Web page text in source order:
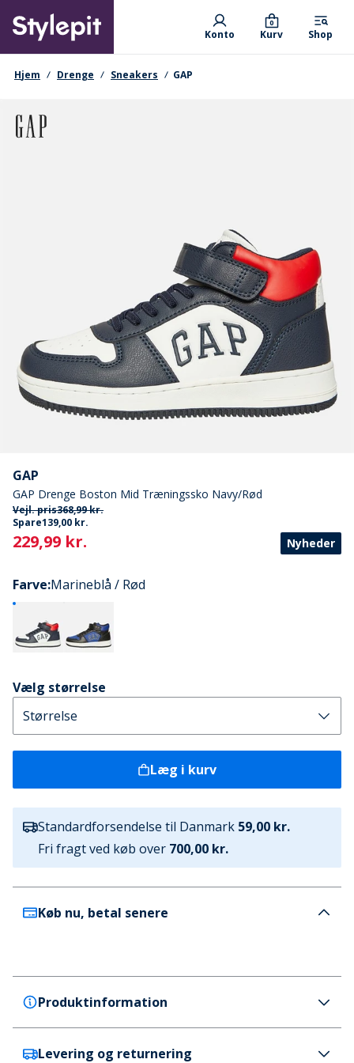
main
content
Primary departments
Konto Kurv
0
Shop
navigationssti
Hjem Drenge Sneakers GAP
GAP
GAP Drenge Boston Mid Træningssko Navy/Rød
Vejl. pris368,99 kr.
Spare139,00 kr.
Current
229,99 kr. Nyheder
Farve:Marineblå / Rød
Vælg størrelse
Læg i kurv
Standardforsendelse til Danmark 59,00 kr.
Fri fragt ved køb over 700,00 kr.
Køb nu, betal senere
Produktinformation
GAPLevering og returnering